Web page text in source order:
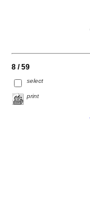
8 / 59
select
print